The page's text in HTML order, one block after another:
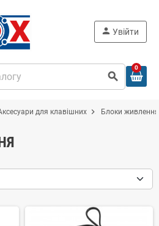
search
person Увійти
0
для клавішних chevron_right Блоки живлення